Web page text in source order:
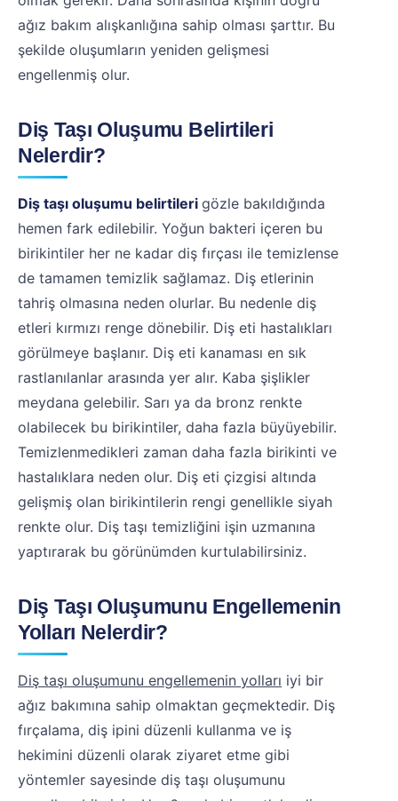
ağız bakım alışkanlığına sahip olması şarttır. Bu
şekilde oluşumların yeniden gelişmesi
engellenmiş olur.
Diş Taşı Oluşumu Belirtileri
Nelerdir?
Diş taşı oluşumu belirtileri gözle bakıldığında
hemen fark edilebilir. Yoğun bakteri içeren bu
birikintiler her ne kadar diş fırçası ile temizlense
de tamamen temizlik sağlamaz. Diş etlerinin
tahriş olmasına neden olurlar. Bu nedenle diş
etleri kırmızı renge dönebilir. Diş eti hastalıkları
görülmeye başlanır. Diş eti kanaması en sık
rastlanılanlar arasında yer alır. Kaba şişlikler
meydana gelebilir. Sarı ya da bronz renkte
olabilecek bu birikintiler, daha fazla büyüyebilir.
Temizlenmedikleri zaman daha fazla birikinti ve
hastalıklara neden olur. Diş eti çizgisi altında
gelişmiş olan birikintilerin rengi genellikle siyah
renkte olur. Diş taşı temizliğini işin uzmanına
yaptırarak bu görünümden kurtulabilirsiniz.
Diş Taşı Oluşumunu Engellemenin
Yolları Nelerdir?
Diş taşı oluşumunu engellemenin yolları iyi bir
ağız bakımına sahip olmaktan geçmektedir. Diş
fırçalama, diş ipini düzenli kullanma ve iş
hekimini düzenli olarak ziyaret etme gibi
yöntemler sayesinde diş taşı oluşumunu